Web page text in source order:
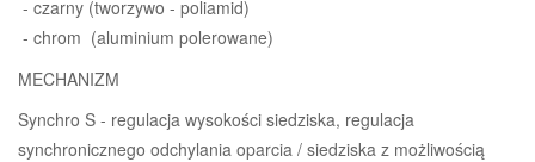
- czarny (tworzywo - poliamid)
- chrom (aluminium polerowane)
MECHANIZM
Synchro S - regulacja wysokości siedziska, regulacja
synchronicznego odchylania oparcia / siedziska z możliwością